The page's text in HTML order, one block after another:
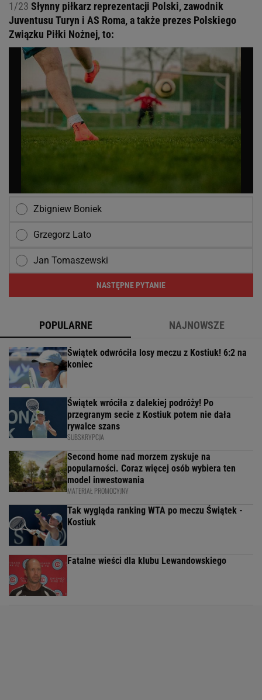
1/23 Słynny piłkarz reprezentacji Polski, zawodnik
Juventusu Turyn i AS Roma, a także prezes Polskiego
Związku Piłki Nożnej, to:
Zbigniew Boniek
Grzegorz Lato
Jan Tomaszewski
NASTĘPNE PYTANIE
POPULARNE NAJNOWSZE
Świątek odwróciła losy meczu z Kostiuk! 6:2 na
koniec
Świątek wróciła z dalekiej podróży! Po
przegranym secie z Kostiuk potem nie dała
rywalce szans
SUBSKRYPCJA
Second home nad morzem zyskuje na
popularności. Coraz więcej osób wybiera ten
model inwestowania
MATERIAŁ PROMOCYJNY
Tak wygląda ranking WTA po meczu Świątek -
Kostiuk
Fatalne wieści dla klubu Lewandowskiego